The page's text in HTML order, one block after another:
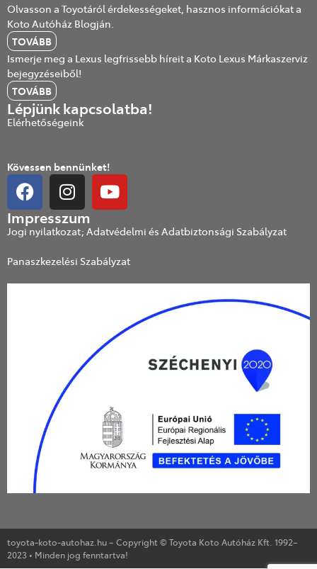
Olvasson a Toyotáról érdekességeket, hasznos információkat a
Koto Autóház Blogján.
TOVÁBB
Ismerje meg a Lexus legfrissebb híreit a Koto Lexus Márkaszerviz
bejegyzéseiből!
TOVÁBB
Lépjünk kapcsolatba!
Elérhetőségeink
Kövessen bennünket!
Impresszum
Jogi nyilatkozat; Adatvédelmi és Adatbiztonsági Szabályzat
Panaszkezelési Szabályzat
toyota-koto-autohaz.hu – Copyright © Toyota Koto Autóház Kft. 1992–
2023 • Minden jog fenntartva!